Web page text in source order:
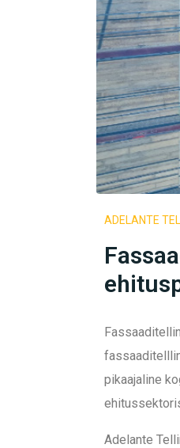
ADELANTE
pikaajaline
Adelante